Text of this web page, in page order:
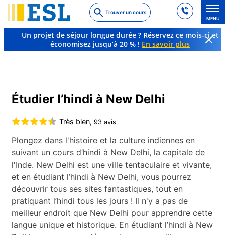
to
main
content
Trouver un cours
MENU
Un projet de séjour longue durée ? Réservez ce mois-ci et
économisez jusqu’à 20 % ! En savoir plus
Étudier l’hindi à New Delhi
Très bien, 93 avis
Plongez dans l'histoire et la culture indiennes en
suivant un cours d’hindi à New Delhi, la capitale de
l'Inde. New Delhi est une ville tentaculaire et vivante,
et en étudiant l’hindi à New Delhi, vous pourrez
découvrir tous ses sites fantastiques, tout en
pratiquant l’hindi tous les jours ! Il n'y a pas de
meilleur endroit que New Delhi pour apprendre cette
langue unique et historique. En étudiant l’hindi à New